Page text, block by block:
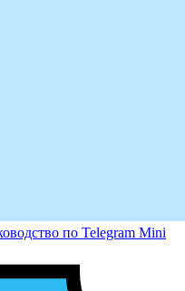
по Telegram Mini